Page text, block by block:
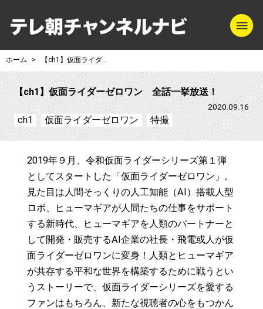
テレ朝チャンネ
ホーム 【ch1】仮面ライダーゼロワン 全話一挙放送！
【ch1】仮面ライダーゼロワン 全話一挙放送！
2020.09.16
ch1 仮面ライダーゼロワン 特撮
2019年９月、令和仮面ライダーシリーズ第１弾
としてスタートした「仮面ライダーゼロワン」。
見た目は人間そっくりの人工知能（AI）搭載人型
ロボ、ヒューマギアが人間たちの仕事をサポート
する新時代、ヒューマギアを人類のパートナーと
して開発・販売するAI企業の社長・飛電或人が仮
面ライダーゼロワンに変身！人類とヒューマギア
が共存する平和な世界を構築するために戦うとい
うストーリーで、仮面ライダーシリーズを愛する
ファンはもちろん、新たな視聴者の心をもつかん